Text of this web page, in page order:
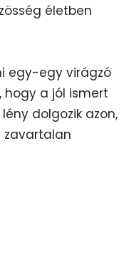
életben
egy-egy virágzó
hogy a jól ismert
dolgozik azon,
zavartalan